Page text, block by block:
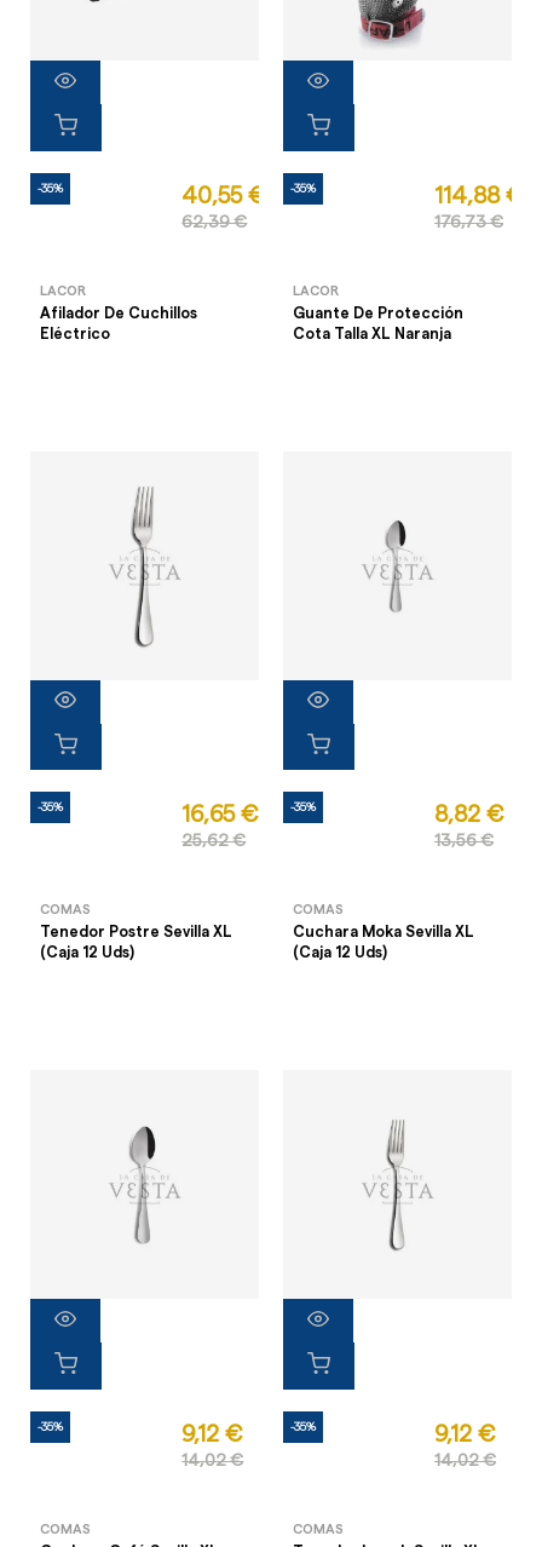
-35% 40,55 €
62,39 €
LACOR
Afilador De Cuchillos
Eléctrico
-35% 114,88 €
176,73 €
LACOR
Guante De Protección
Cota Talla XL Naranja
-35% 16,65 €
25,62 €
COMAS
Tenedor Postre Sevilla XL
(Caja 12 Uds)
-35% 8,82 €
13,56 €
COMAS
Cuchara Moka Sevilla XL
(Caja 12 Uds)
-35% 9,12 €
14,02 €
COMAS
-35% 9,12 €
14,02 €
COMAS